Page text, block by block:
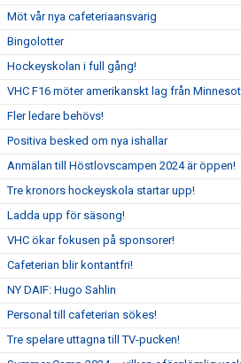
Möt vår nya cafeteriaansvarig
Bingolotter
Hockeyskolan i full gång!
VHC F16 möter amerikanskt lag från
Fler ledare behövs!
Positiva besked om nya ishallar
Anmälan till Höstlovscampen 2024 är öppen!
Tre kronors hockeyskola startar upp!
Ladda upp för säsong!
VHC ökar fokusen på sponsorer!
Cafeterian blir kontantfri!
NY DAIF: Hugo Sahlin
Personal till cafeterian sökes!
Tre spelare uttagna till TV-pucken!